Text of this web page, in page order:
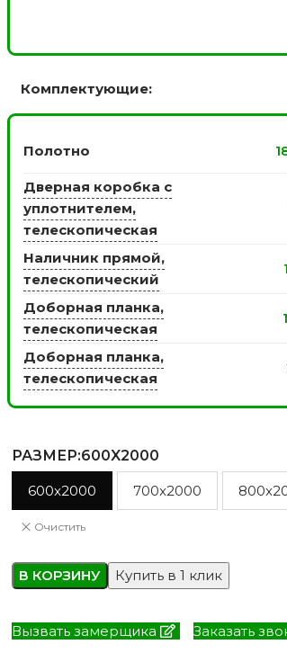
из массива РФ
4 модели 34
8 моделей
Комплектующие:
Полотно
Дверная коробка с
уплотнителем,
телескопическая
Наличник прямой,
телескопический
Доборная планка,
телескопическая
Доборная планка,
телескопическая
РАЗМЕР:600X2000
600x2000 700x2000
Очистить
В КОРЗИНУ Купить в 1 клик
Вызвать замерщика Заказать